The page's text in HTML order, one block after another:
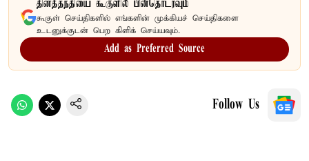
தினத்தந்தியை கூகுளில் பின்தொடரவும்
கூகுள் செய்திகளில் எங்களின் முக்கியச் செய்திகளை
உடனுக்குடன் பெற கிளிக் செய்யவும்.
Add as Preferred Source
Follow Us